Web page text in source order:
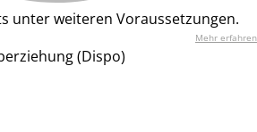
unter weiteren Voraussetzungen.
Mehr erfahren
(Dispo)